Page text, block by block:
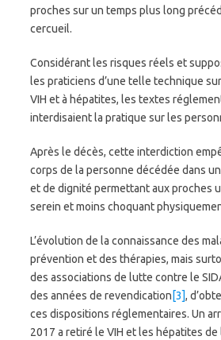
proches sur un temps plus long
cercueil.
Considérant les risques réels et
les praticiens d’une telle technique
VIH et à hépatites, les textes
interdisaient la pratique sur les
Après le décès, cette interdiction
corps de la personne décédée dans
et de dignité permettant aux proches
serein et moins choquant
L’évolution de la connaissance des
prévention et des thérapies, mais
des associations de lutte contre le
des années de revendication [3],
ces dispositions réglementaires. Un
2017 a retiré le VIH et les hépatites